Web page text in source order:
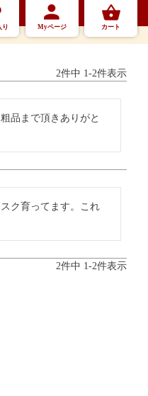
り Myページ カート
2件中 1-2件表示
品まで頂きありがと
ク育ってます。これ
2件中 1-2件表示